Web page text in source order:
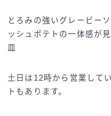
とろみの強いグレービー
ッシュポテトの一体感が
皿
土日は12時から営業して
トもあります。